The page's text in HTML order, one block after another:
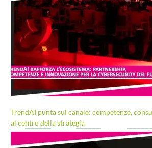
TrendAI punta sul canale: competenze,
al centro della strategia